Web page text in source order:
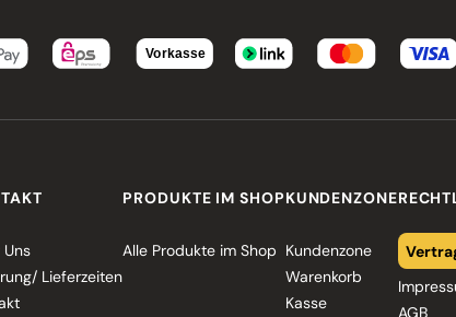
Uns
Lieferzeiten
PRODUKTE IM SHOP
Alle Produkte im Shop
KUNDENZONE
Kundenzone
Warenkorb
Kasse
AGB